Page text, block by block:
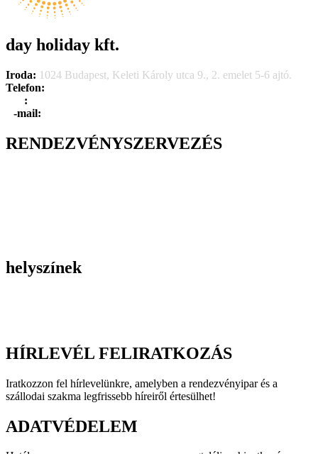
day holiday kft.
Iroda: 1024 Budapest, Keleti Károly utca 9., 2. emelet 5-6 ajtó.
Telefon:
:
-mail:
RENDEZVÉNYSZERVEZÉS
helyszínek
HÍRLEVÉL FELIRATKOZÁS
Iratkozzon fel hírlevelünkre, amelyben a rendezvényipar és a
szállodai szakma legfrissebb híreiről értesülhet!
ADATVÉDELEM